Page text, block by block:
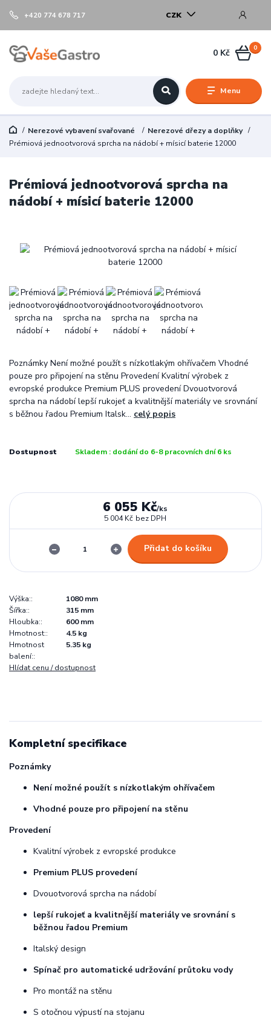
Menu
CZK
+420 774 678 717
0
0 Kč
Nerezové vybavení svařované
Nerezové dřezy a doplňky
Prémiová jednootvorová sprcha na nádobí + mísicí baterie 12000
Prémiová jednootvorová sprcha na
nádobí + mísicí baterie 12000
Poznámky Není možné použít s nízkotlakým ohřívačem Vhodné
pouze pro připojení na stěnu Provedení Kvalitní výrobek z
evropské produkce Premium PLUS provedení Dvouotvorová
sprcha na nádobí lepší rukojeť a kvalitnější materiály ve srovnání
s běžnou řadou Premium Italsk... celý popis
Dostupnost Skladem : dodání do 6-8 pracovních dní 6 ks
6 055 Kč/ks
5 004 Kč bez DPH
Přidat do košíku
Výška::
1080 mm
Šířka::
315 mm
Hloubka::
600 mm
Hmotnost::
4.5 kg
Hmotnost
balení::
5.35 kg
Hlídat cenu / dostupnost
Kompletní specifikace
Poznámky
Není možné použít s nízkotlakým ohřívačem
Vhodné pouze pro připojení na stěnu
Provedení
Kvalitní výrobek z evropské produkce
Premium PLUS provedení
Dvouotvorová sprcha na nádobí
lepší rukojeť a kvalitnější materiály ve srovnání s
běžnou řadou Premium
Italský design
Spínač pro automatické udržování průtoku vody
Pro montáž na stěnu
S otočnou výpustí na stojanu